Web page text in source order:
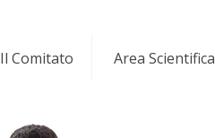
Il Comitato Area Scientifica